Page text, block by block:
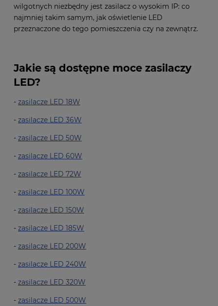
wilgotnych niezbędny jest zasilacz o wysokim IP: co
najmniej takim samym, jak oświetlenie LED
przeznaczone do tego pomieszczenia czy na zewnątrz.
Jakie są dostępne moce zasilaczy
LED?
- zasilacze LED 18W
- zasilacze LED 36W
- zasilacze LED 50W
- zasilacze LED 60W
- zasilacze LED 72W
- zasilacze LED 100W
- zasilacze LED 150W
- zasilacze LED 185W
- zasilacze LED 200W
- zasilacze LED 240W
- zasilacze LED 320W
- zasilacze LED 500W